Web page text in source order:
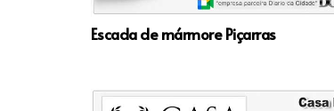
Escada de mármore Piçarras